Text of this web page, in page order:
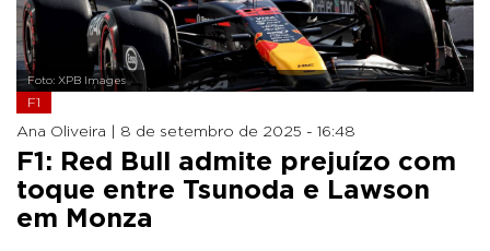
Foto: XPB Images
F1
Ana Oliveira | 8 de setembro de 2025 - 16:48
F1: Red Bull admite prejuízo com
toque entre Tsunoda e Lawson
em Monza